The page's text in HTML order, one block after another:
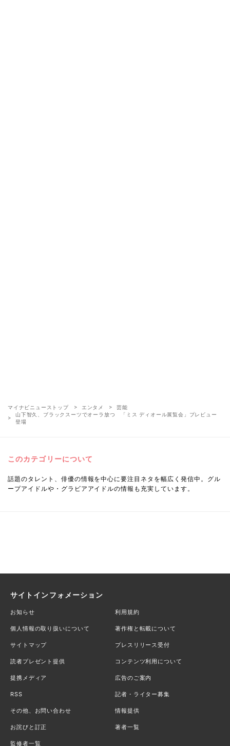
マイナビニューストップ エンタメ
芸能
山下智久、ブラックスーツでオーラ放つ 「ミス ディオール展覧会」プレビュー
登場
このカテゴリーについて
話題のタレント、俳優の情報を中心に要注目ネタを幅広く発信中。グル
ープアイドルや・グラビアアイドルの情報も充実しています。
サイトインフォメーション
お知らせ 利用規約
個人情報の取り扱いについて 著作権と転載について
サイトマップ プレスリリース受付
読者プレゼント提供 コンテンツ利用について
提携メディア 広告のご案内
RSS 記者・ライター募集
その他、お問い合わせ 情報提供
お詫びと訂正 著者一覧
監修者一覧